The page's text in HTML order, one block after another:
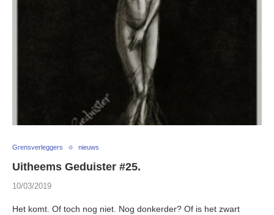
Grensverleggers nieuws
Uitheems Geduister #25.
10/03/2019
Het komt. Of toch nog niet. Nog donkerder? Of is het zwart